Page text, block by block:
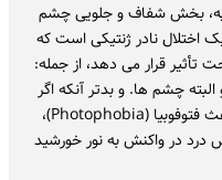
بخش شفاف و جلویی چشم
اختلال نادر ژنتیکی است که
تأثیر قرار می دهد، از جمله:
چشم ها. و بدتر آنکه اگر
به این مشکل رسیدگی نشود می تواند باعث فتوفوبیا (Photophobia)،
در واکنش به نور خورشید